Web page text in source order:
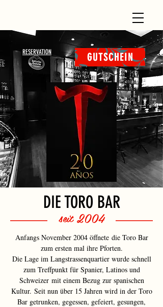
RESERVATION GUTSCHEIN
DIE TORO BAR
seit 2004
Anfangs November 2004 öffnete die Toro Bar
zum ersten mal ihre Pforten.
Die Lage im Langstrassenquartier wurde schnell
zum Treffpunkt für Spanier, Latinos und
Schweizer mit einem Bezug zur spanischen
Kultur. Seit nun über 15 Jahren wird in der Toro
Bar getrunken, gegessen, gefeiert, gesungen,